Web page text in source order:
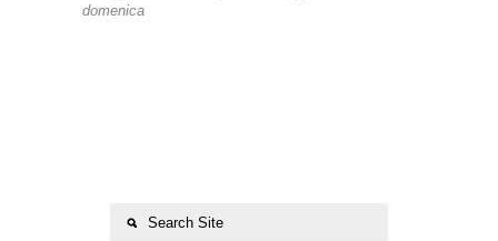
domenica